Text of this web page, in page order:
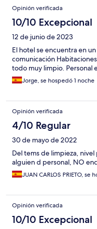
Opinión verificada
10/10 Excepcional
12 de junio de 2023
El hotel se encuentra en
comunicación
todo muy limpio. Personal
Jorge, se hospedó 1 noche
Opinión verificada
4/10 Regular
30 de mayo de 2022
Del tems de limpieza,
alguien d personal, NO
JUAN CARLOS PRIETO, se
Opinión verificada
10/10 Excepcional